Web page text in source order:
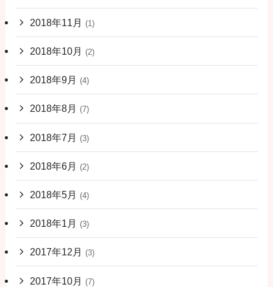
2018年11月 (1)
2018年10月 (2)
2018年9月 (4)
2018年8月 (7)
2018年7月 (3)
2018年6月 (2)
2018年5月 (4)
2018年1月 (3)
2017年12月 (3)
2017年10月 (7)